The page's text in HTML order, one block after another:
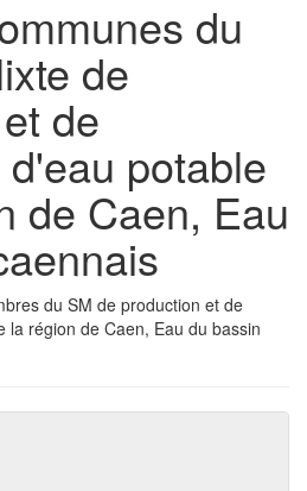
du
de
de
potable
de Caen, Eau
du SM de production et de
la région de Caen, Eau du bassin